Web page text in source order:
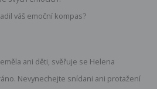
váš emoční kompas?
ani děti, svěřuje se Helena
Nevynechejte snídani ani protažení